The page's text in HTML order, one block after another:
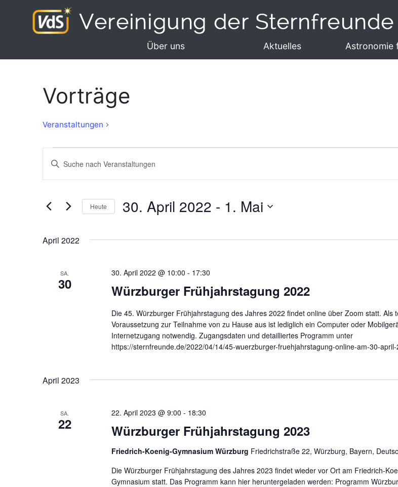
Über uns Aktuelles Astronomie
Vorträge
Veranstaltungen
Veranstaltungen
Veranstaltungen
Suche
Ansichten,
Bitte
nach
Heute 30. April 2022 - 1. Mai
April 2022
SA.
30 Würzburger Frühjahrstagung 2022
30. April 2022 @ 10:00 - 17:30
Die 45. Würzburger Frühjahrstagung des Jahres 2022 findet online über Zoom statt. Als
Voraussetzung zur Teilnahme von zu Hause aus ist lediglich ein Computer oder
Internetzugang notwendig. Zugangsdaten und detailliertes Programm unter
https://sternfreunde.de/2022/04/14/45-wuerzburger-fruehjahrstagung-online-am-30-
April 2023
SA.
22 Würzburger Frühjahrstagung 2023
22. April 2023 @ 9:00 - 18:30
Friedrich-Koenig-Gymnasium Würzburg Friedrichstraße 22, Würzburg, Bayern,
Die Würzburger Frühjahrstagung des Jahres 2023 findet wieder vor Ort am Friedrich-
Gymnasium statt. Das Programm kann hier heruntergeladen werden: Programm